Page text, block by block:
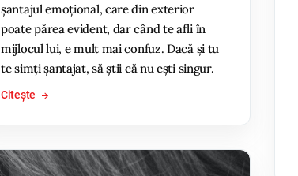
șantajul emoțional, care din exterior
poate părea evident, dar când te afli în
mijlocul lui, e mult mai confuz. Dacă și tu
te simți șantajat, să știi că nu ești singur.
Citește